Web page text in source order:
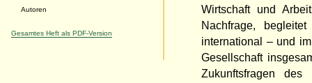
Wirtschaft und
Nachfrage,
international – und
Gesellschaft
Zukunftsfragen
Autoren
Gesamtes Heft als PDF-Version